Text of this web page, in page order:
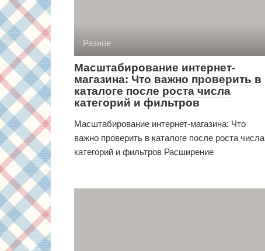
Разное
Масштабирование интернет-
магазина: Что важно проверить в
каталоге после роста числа
категорий и фильтров
Масштабирование интернет-магазина: Что
важно проверить в каталоге после роста числа
категорий и фильтров Расширение